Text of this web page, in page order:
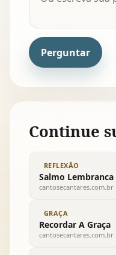
Perguntar
Continue
REFLEXÃO
Salmo Lembranca
cantosecantares.com.br
GRAÇA
Recordar A Graça
cantosecantares.com.br